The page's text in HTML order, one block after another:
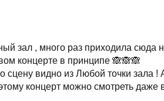
зал , много раз приходила сюда
концерте в принципе 🙈🙈🙈
сцену видно из Любой точки зала
концерт можно смотреть даже